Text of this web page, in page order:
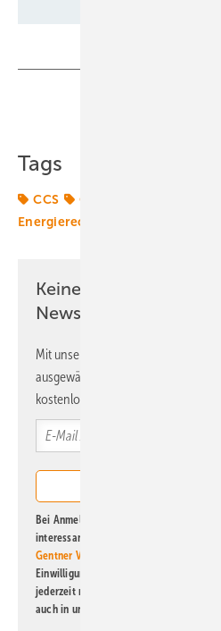
Tags
CCS CO2-Reduktionsziele
Energierecht
Keine Zeit? Kein
Newsletter!
Mit unserem Newsletter erhalten
ausgewählte Informationen und
kostenlos direkt ins Postfach.
Bei Anmeldung zu diesem Newsletter
interessante Verlags- und Online-
Gentner Verlag GmbH & Co. KG
Einwilligung kann ich jederzeit
jederzeit möglich. Informationen zum
auch in unserer